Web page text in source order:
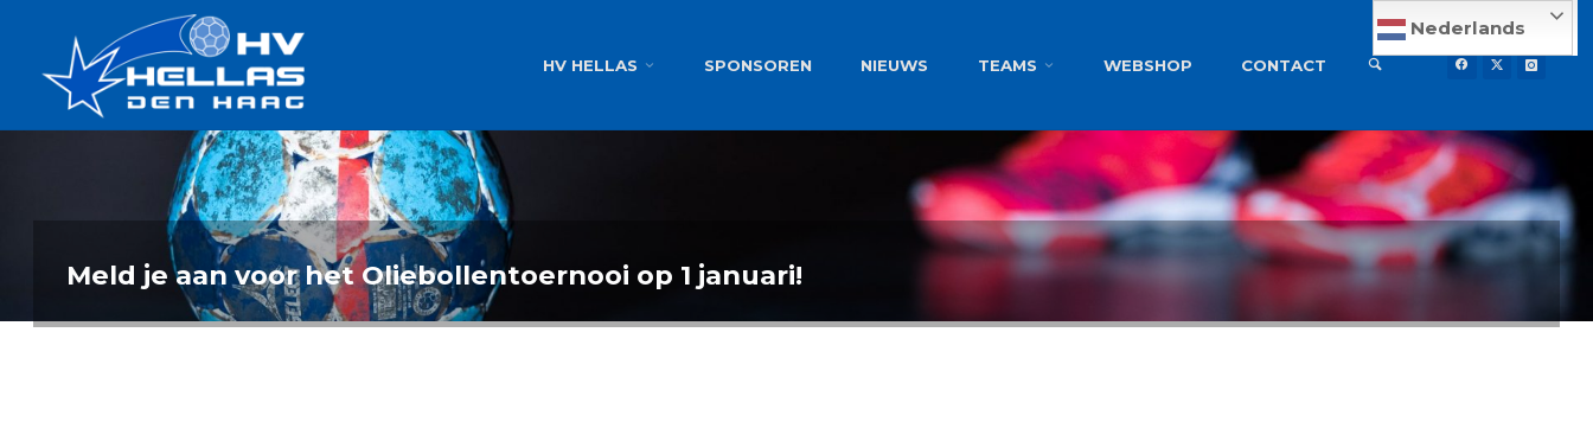
AMBITIE
HV HELLAS SPONSOREN NIEUWS TEAMS WEBSHOP CONTACT
Nederlands
Meld je aan voor het Oliebollentoernooi op 1 januari!